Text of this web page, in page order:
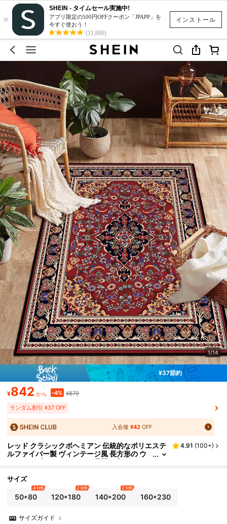
インストール
×
SHEIN - タイムセール実施中!
アプリ限定の500円OFFクーポン「JPAPP」を
今すぐ使おう！
(11,600)
1/14
¥37節約
¥842 から -4% ¥879
ランダム割引 ¥37 OFF
入会後¥42 OFF
レッド クラシックボヘミアン 伝統的なポリエステ
ルファイバー製 ヴィンテージ風 長方形の ウ
ォッシャブル エリアラグ、居間、廊下、ベッ
など、家庭装飾、ルームデコレーションに適して
います。1個入り
4.91 (100+)
サイズ
50*80
4 left
120*180
2 left
140*200
2 left
160*230
サイズガイド